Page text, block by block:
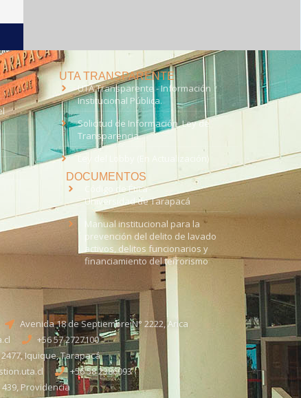
UTA TRANSPARENTE
UTA Transparente - Información
Institucional Pública.
Solicitud de Información, Ley de
Transparencia
Ley del Lobby (En Actualización)
DOCUMENTOS
Código de Ética
Universidad de Tarapacá
Manual institucional para la
prevención del delito de lavado
activos, delitos funcionarios y
financiamiento del terrorismo
Avenida 18 de Septiembre N° 2222, Arica
+56 57 2727100​
Iquique, Tarapacá
+56 58 2386093
Providencia